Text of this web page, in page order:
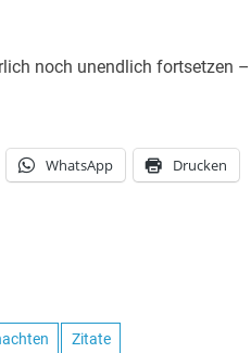
noch unendlich fortsetzen
WhatsApp Drucken
Zitate